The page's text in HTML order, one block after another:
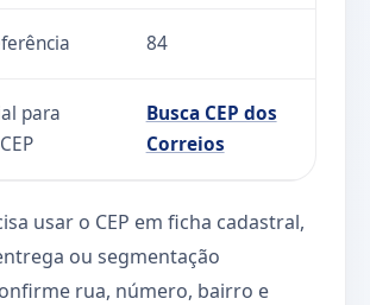
84
para
Busca CEP dos
Correios
usar o CEP em ficha cadastral,
ou segmentação
rua, número, bairro e